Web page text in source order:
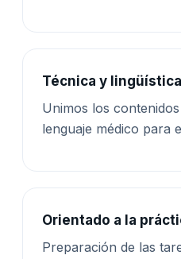
Técnica y lingüística
Unimos los
lenguaje médico para
Orientado a la
Preparación de las